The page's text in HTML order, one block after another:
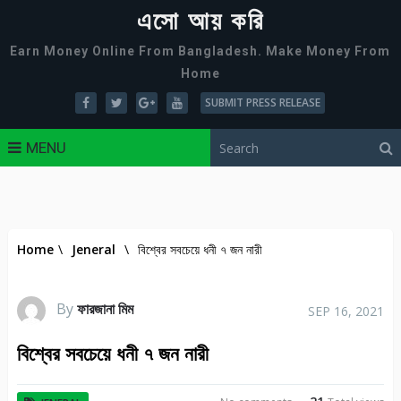
এসো আয় করি
Earn Money Online From Bangladesh. Make Money From
Home
SUBMIT PRESS RELEASE
MENU
Home \ Jeneral \ বিশ্বের সবচেয়ে ধনী ৭ জন নারী
Byফারজানা মিম SEP 16, 2021
বিশ্বের সবচেয়ে ধনী ৭ জন নারী